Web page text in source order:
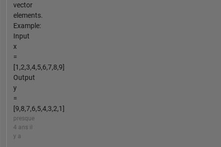
vector
elements.
Example:
Input
x
=
[1,2,3,4,5,6,7,8,9]
Output
y
=
[9,8,7,6,5,4,3,2,1]
presque
4 ans il
y a